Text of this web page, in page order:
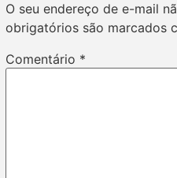
O seu endereço de e-mail
obrigatórios são marcados
Comentário *